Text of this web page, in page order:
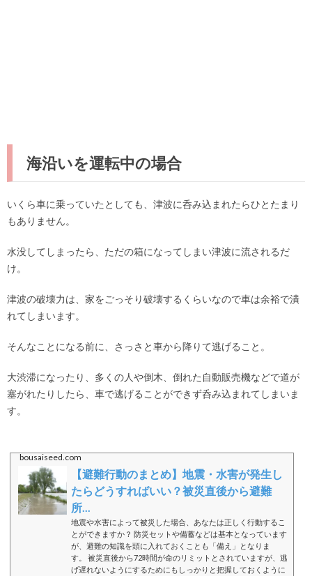
海沿いを運転中の場合
いくら車に乗っていたとしても、津波に呑み込まれたらひとたまり
もありません。
水没してしまったら、ただの箱になってしまい津波に流されるだ
け。
津波の破壊力は、家をごっそり破壊するくらいなので車は余裕で潰
れてしまいます。
そんなことになる前に、さっさと車から降りて逃げること。
大渋滞になったり、多くの人や倒木、倒れた自動販売機などで道が
塞がれたりしたら、車で逃げることができず呑み込まれてしまいま
す。
bousaiseed.com
【避難行動のまとめ】地震・水害が発生し
たらどうすればいい？被災直後から避難
所...
地震や水害によって被災した場合、あなたは正しく行動するこ
とができますか？ 防災セットや備蓄などは基本となっています
が、避難の知識を頭に入れておくことも「備え」となりま
す。 被災直後から72時間が命のリミットとされていますが、逃
げ遅れないようにするためにもしっかりと把握しておくように